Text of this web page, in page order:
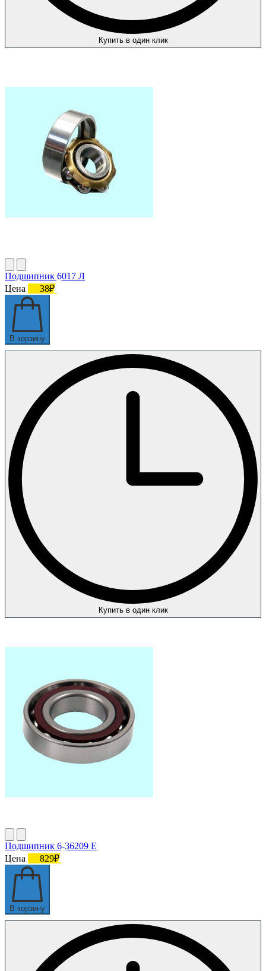
Купить в один клик
Подшипник 6017 Л
Цена
38₽
В корзину
Купить в один клик
Подшипник 6-36209 Е
Цена
829₽
В корзину